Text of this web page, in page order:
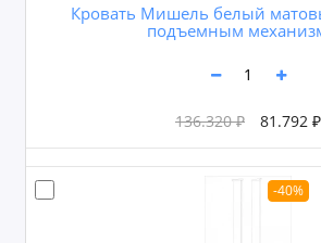
Кровать Мишель белый
подъемным
136.320 ₽ 81.792 ₽
-40%